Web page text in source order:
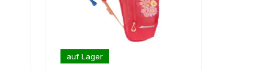
auf Lager